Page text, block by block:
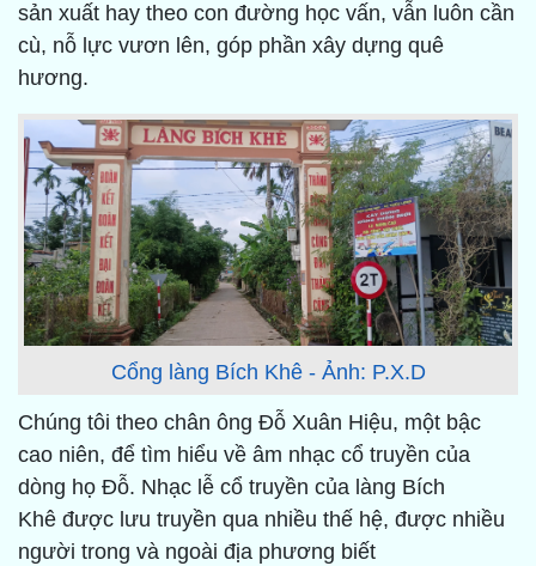
sản xuất hay theo con đường học vấn, vẫn luôn cần
cù, nỗ lực vươn lên, góp phần xây dựng quê
hương.
Cổng làng Bích Khê - Ảnh: P.X.D
Chúng tôi theo chân ông Đỗ Xuân Hiệu, một bậc
cao niên, để tìm hiểu về âm nhạc cổ truyền của
dòng họ Đỗ. Nhạc lễ cổ truyền của làng Bích
Khê được lưu truyền qua nhiều thế hệ, được nhiều
người trong và ngoài địa phương biết